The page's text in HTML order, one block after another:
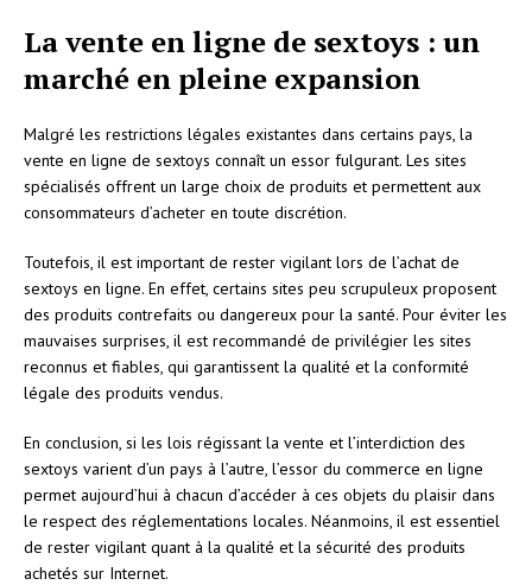
La vente en ligne de sextoys : un
marché en pleine expansion
Malgré les restrictions légales existantes dans certains pays, la
vente en ligne de sextoys connaît un essor fulgurant. Les sites
spécialisés offrent un large choix de produits et permettent aux
consommateurs d’acheter en toute discrétion.
Toutefois, il est important de rester vigilant lors de l’achat de
sextoys en ligne. En effet, certains sites peu scrupuleux proposent
des produits contrefaits ou dangereux pour la santé. Pour éviter les
mauvaises surprises, il est recommandé de privilégier les sites
reconnus et fiables, qui garantissent la qualité et la conformité
légale des produits vendus.
En conclusion, si les lois régissant la vente et l’interdiction des
sextoys varient d’un pays à l’autre, l’essor du commerce en ligne
permet aujourd’hui à chacun d’accéder à ces objets du plaisir dans
le respect des réglementations locales. Néanmoins, il est essentiel
de rester vigilant quant à la qualité et la sécurité des produits
achetés sur Internet.